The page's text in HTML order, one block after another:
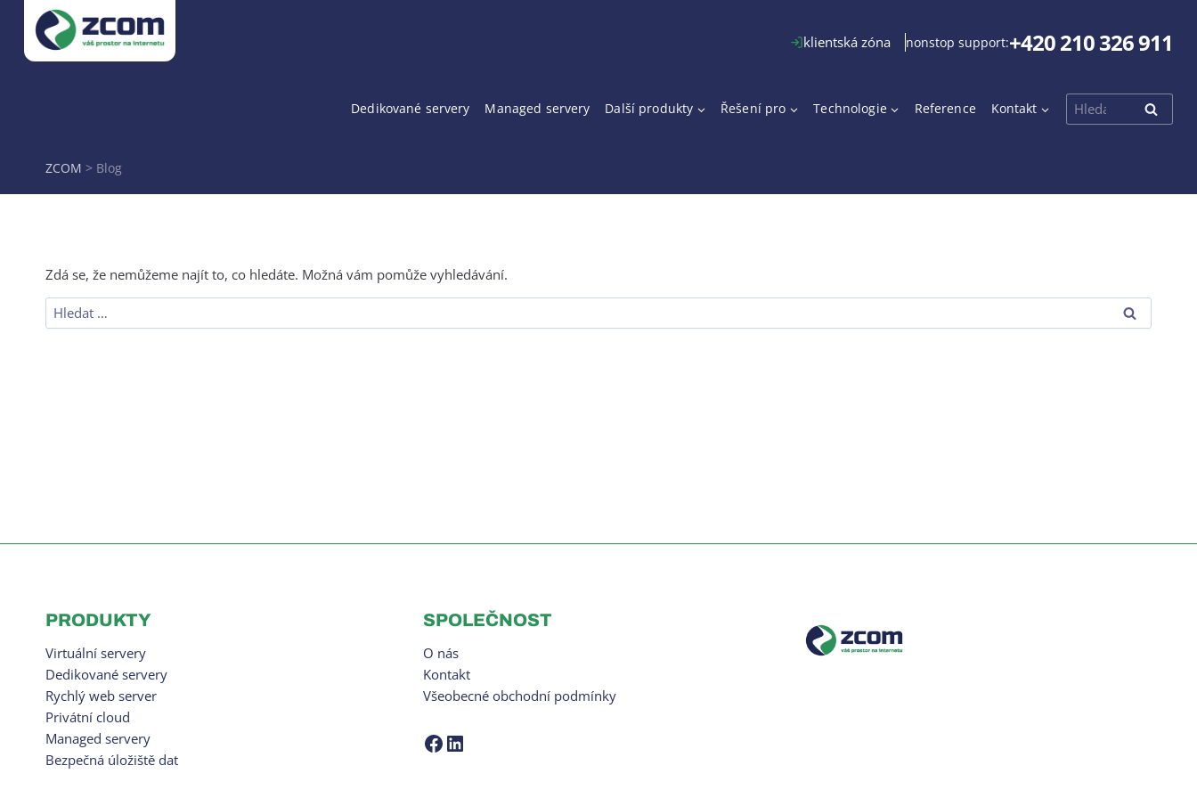
Přeskočit
klientská zóna nonstop support:+420 210 326 911
Dedikované servery Managed servery Další produkty Řešení pro Technologie Reference Kontakt Vyhledávání
ZCOM > Blog
Zdá se, že nemůžeme najít to, co hledáte. Možná vám pomůže vyhledávání.
Vyhledávání
PRODUKTY
Virtuální servery
Dedikované servery
Rychlý web server
Privátní cloud
Managed servery
Bezpečná úložiště dat
SPOLEČNOST
O nás
Kontakt
Všeobecné obchodní podmínky
ZCOM na Facebooku
LinkedIn ZCOM